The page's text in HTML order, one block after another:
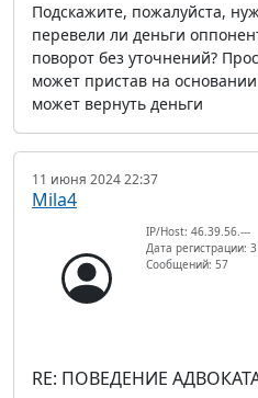
Подскажите, пожалуйста,
перевели ли деньги
поворот без уточнений?
может пристав на
может вернуть деньги
11 июня 2024 22:37
Mila4
IP/Host: 46.39.56.---
Дата регистрации:
Сообщений: 57
RE: ПОВЕДЕНИЕ